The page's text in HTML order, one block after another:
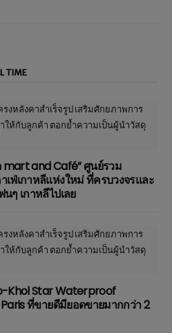
TIME
mart and Café” ศูนย์รวม
เฟ่เกาหลีแห่งใหม่ ที่ครบวงจรและ
ๆ เกาหลีไปเลย
Khol Star Waterproof
ที่ขายดีมียอดขายมากกว่า 2